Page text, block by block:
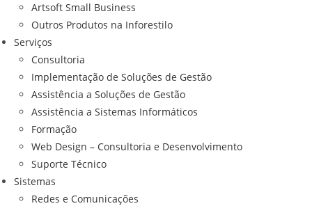
Artsoft Small Business
Outros Produtos na Inforestilo
Serviços
Consultoria
Implementação de Soluções de Gestão
Assistência a Soluções de Gestão
Assistência a Sistemas Informáticos
Formação
Web Design – Consultoria e Desenvolvimento
Suporte Técnico
Sistemas
Redes e Comunicações